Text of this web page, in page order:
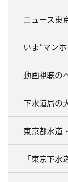
ニュース東
いま"マン
動画視聴の
下水道局の
東京都水道
「東京下水